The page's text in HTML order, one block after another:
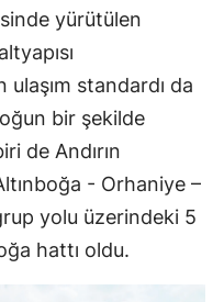
yürütülen
standardı da
bir şekilde
de Andırın
- Orhaniye –
yolu üzerindeki 5
hattı oldu.